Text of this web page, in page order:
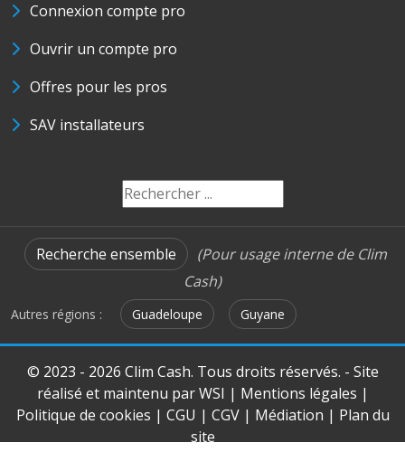
Connexion compte pro
Ouvrir un compte pro
Offres pour les pros
SAV installateurs
Recherche ensemble
(Pour usage interne de Clim
Cash)
Autres régions : Guadeloupe Guyane
© 2023 - 2026 Clim Cash. Tous droits réservés. - Site
réalisé et maintenu parWSI | Mentions légales |
Politique de cookies | CGU | CGV| Médiation | Plan du
site